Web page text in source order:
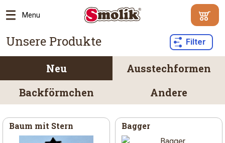
Menu
enthält
Artikel
500
Unsere Produkte Filter
Neu
Ausstechformen
Backförmchen
Andere
Baum mit Stern Bagger